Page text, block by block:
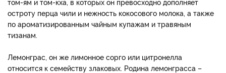
остроту перца чили и нежность кокосового молока, а также
по ароматизированным чайным купажам и травяным
тизанам.
Лемонграс, он же лимонное сорго или цитронелла
относится к семейству злаковых. Родина лемонграсса –